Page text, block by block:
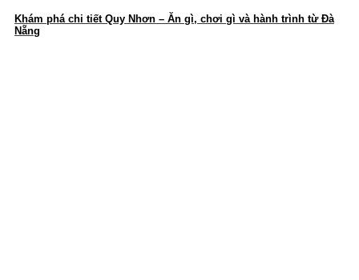
Khám phá chi tiết Quy Nhơn – Ăn gì, chơi gì và hành trình từ Đà
Nẵng